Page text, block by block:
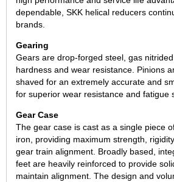
dependable, SKK helical reducers
brands.
Gearing
Gears are drop-forged steel, gas
hardness and wear resistance. Pinions
shaved for an extremely accurate and
for superior wear resistance and fatigue
Gear Case
The gear case is cast as a single piece
iron, providing maximum strength,
gear train alignment. Broadly based,
feet are heavily reinforced to provide
maintain alignment. The design and